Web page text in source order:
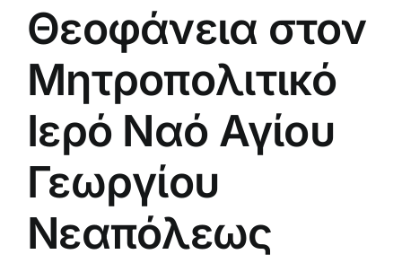
Θεοφάνεια στον
Μητροπολιτικό
Ιερό Ναό Αγίου
Γεωργίου
Νεαπόλεως